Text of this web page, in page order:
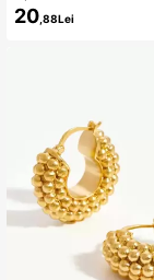
minimalisti la modă,
purtare zilnică
20 ,88Lei